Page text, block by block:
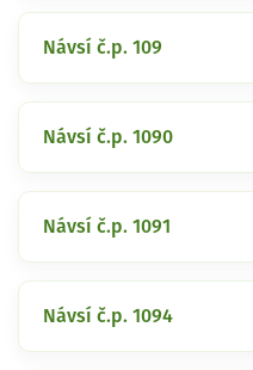
Návsí č.p. 109
Návsí č.p. 1090
Návsí č.p. 1091
Návsí č.p. 1094